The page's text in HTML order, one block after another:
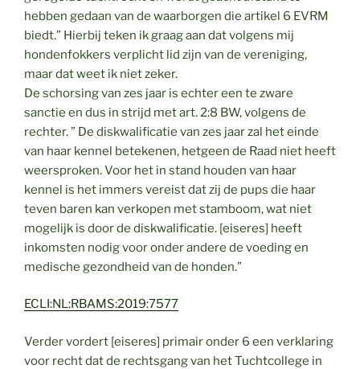
hebben gedaan van de waarborgen die artikel 6 EVRM
biedt.” Hierbij teken ik graag aan dat volgens mij
hondenfokkers verplicht lid zijn van de vereniging,
maar dat weet ik niet zeker.
De schorsing van zes jaar is echter een te zware
sanctie en dus in strijd met art. 2:8 BW, volgens de
rechter. ” De diskwalificatie van zes jaar zal het einde
van haar kennel betekenen, hetgeen de Raad niet heeft
weersproken. Voor het in stand houden van haar
kennel is het immers vereist dat zij de pups die haar
teven baren kan verkopen met stamboom, wat niet
mogelijk is door de diskwalificatie. [eiseres] heeft
inkomsten nodig voor onder andere de voeding en
medische gezondheid van de honden.”
ECLI:NL:RBAMS:2019:7577
Verder vordert [eiseres] primair onder 6 een verklaring
voor recht dat de rechtsgang van het Tuchtcollege in